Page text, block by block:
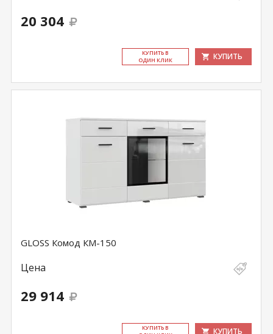
20 304
КУ­ПИТЬ В
ОДИН КЛИК
КУПИТЬ
GLOSS Комод КМ-150
Цена
29 914
КУ­ПИТЬ В
КУПИТЬ